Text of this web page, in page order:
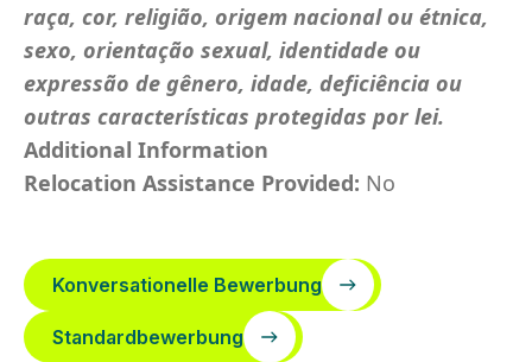
raça, cor, religião, origem nacional ou étnica,
sexo, orientação sexual, identidade ou
expressão de gênero, idade, deficiência ou
outras características protegidas por lei.
Additional Information
Relocation Assistance Provided: No
Konversationelle Bewerbung
Standardbewerbung